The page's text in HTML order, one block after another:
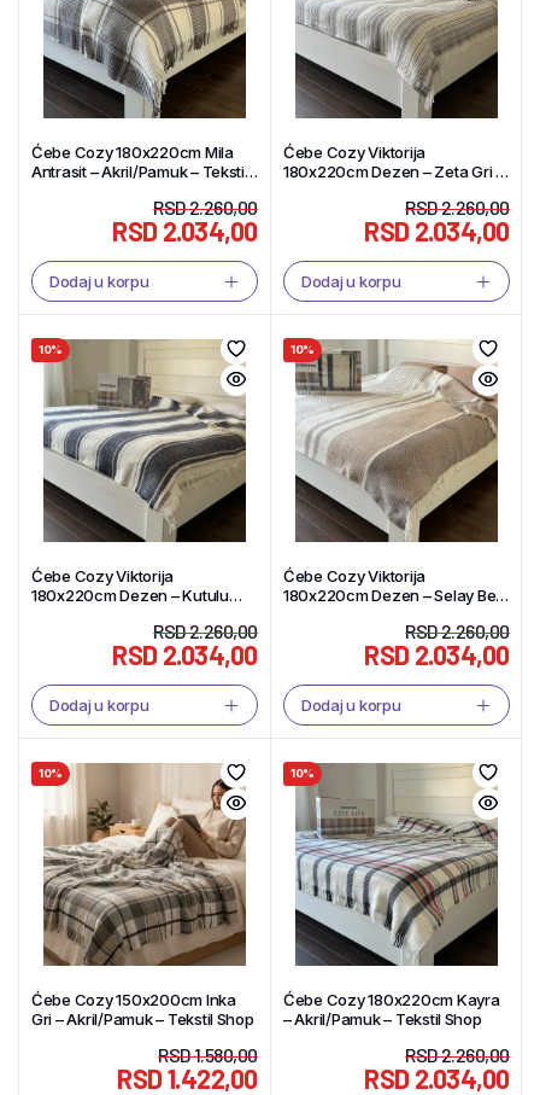
Ćebe Cozy 180x220cm Mila
Antrasit – Akril/Pamuk – Tekstil
RSD2.260,00
RSD2.034,00
Dodaj u korpu
Ćebe Cozy Viktorija
180x220cm Dezen – Zeta Gri –
RSD2.260,00
RSD2.034,00
Dodaj u korpu
10%
Ćebe Cozy Viktorija
180x220cm Dezen – Kutulu
RSD2.260,00
RSD2.034,00
Dodaj u korpu
10%
Ćebe Cozy Viktorija
180x220cm Dezen – Selay Bej
RSD2.260,00
RSD2.034,00
Dodaj u korpu
10%
Ćebe Cozy 150x200cm Inka
Gri – Akril/Pamuk – Tekstil Shop
RSD1.580,00
RSD1.422,00
10%
Ćebe Cozy 180x220cm Kayra
– Akril/Pamuk – Tekstil Shop
RSD2.260,00
RSD2.034,00